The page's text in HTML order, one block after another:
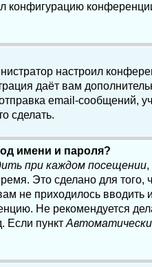
конфигурацию
настроил
даёт вам
email-сообщений,
сделать.
имени и пароля?
при каждом посещении,
Это сделано для того,
не приходилось
Не рекомендуется
Если пункт